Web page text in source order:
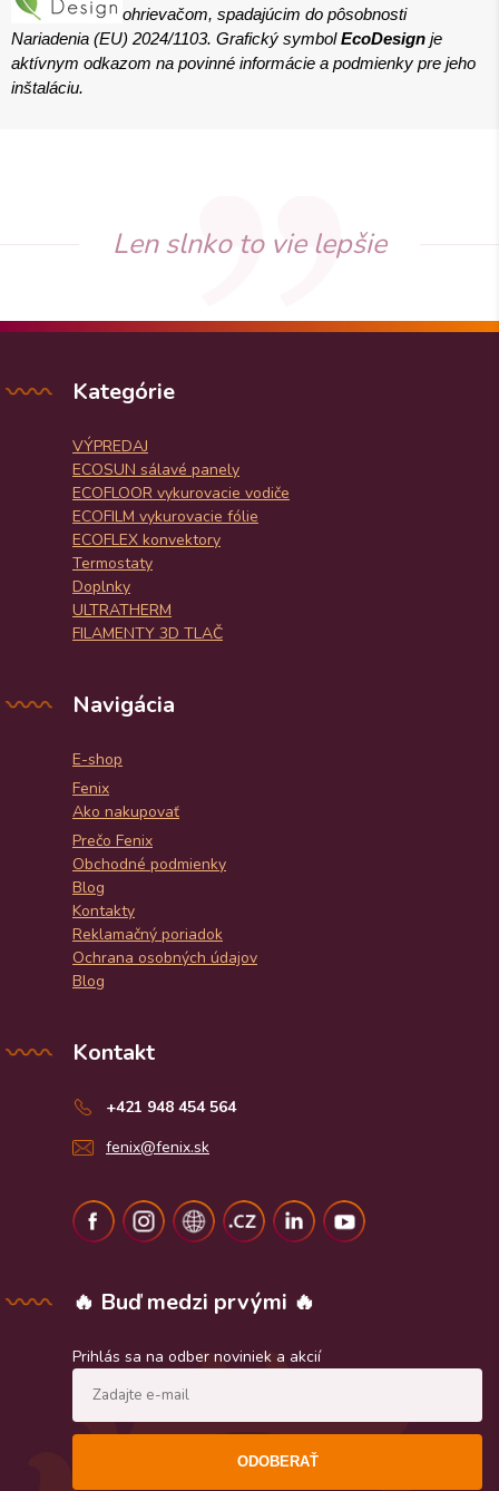
ohrievačom, spadajúcim do pôsobnosti
Nariadenia (EU) 2024/1103. Grafický symbolEcoDesign je
aktívnym odkazom na povinné informácie a podmienky pre jeho
inštaláciu.
Len slnko to vie lepšie
Kategórie
VÝPREDAJ
ECOSUN sálavé panely
ECOFLOOR vykurovacie vodiče
ECOFILM vykurovacie fólie
ECOFLEX konvektory
Termostaty
Doplnky
ULTRATHERM
FILAMENTY 3D TLAČ
Navigácia
E-shop
Fenix
Ako nakupovať
Prečo Fenix
Obchodné podmienky
Blog
Kontakty
Reklamačný poriadok
Ochrana osobných údajov
Blog
Kontakt
+421 948 454 564
fenix@fenix.sk
🔥 Buď medzi prvými 🔥
Prihlás sa na odber noviniek a akcií
ODOBERAŤ